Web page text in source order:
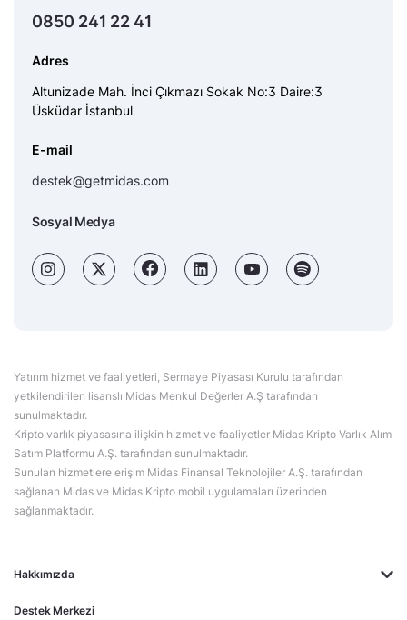
Hakkımızda
Destek Merkezi
0850 241 22 41
Adres
Altunizade Mah. İnci Çıkmazı Sokak No:3 Daire:3
Üsküdar İstanbul
E-mail
destek@getmidas.com
Sosyal Medya
Yatırım hizmet ve faaliyetleri, Sermaye Piyasası Kurulu tarafından
yetkilendirilen lisanslı Midas Menkul Değerler A.Ş tarafından
sunulmaktadır.
Kripto varlık piyasasına ilişkin hizmet ve faaliyetler Midas Kripto Varlık Alım
Satım Platformu A.Ş. tarafından sunulmaktadır.
Sunulan hizmetlere erişim Midas Finansal Teknolojiler A.Ş. tarafından
sağlanan Midas ve Midas Kripto mobil uygulamaları üzerinden
sağlanmaktadır.